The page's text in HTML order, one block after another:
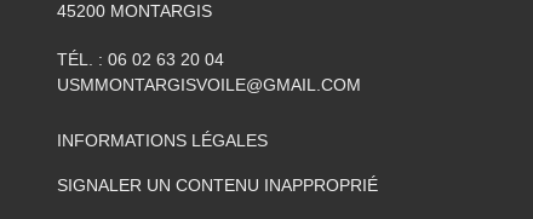
45200 MONTARGIS
TÉL. : 06 02 63 20 04
USMMONTARGISVOILE@GMAIL.COM
INFORMATIONS LÉGALES
SIGNALER UN CONTENU INAPPROPRIÉ